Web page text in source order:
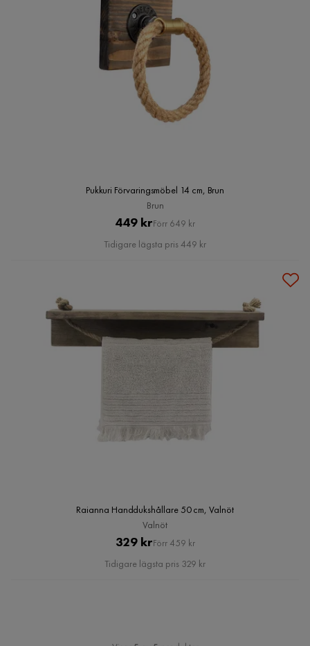
Pukkuri Förvaringsmöbel 14 cm, Brun
Brun
Pris
449 krOriginal
Pris
Förr 649 kr
Tidigare lägsta pris 449 kr
Raianna Handdukshållare 50 cm, Valnöt
Valnöt
Pris
329 krOriginal
Pris
Förr 459 kr
Tidigare lägsta pris 329 kr